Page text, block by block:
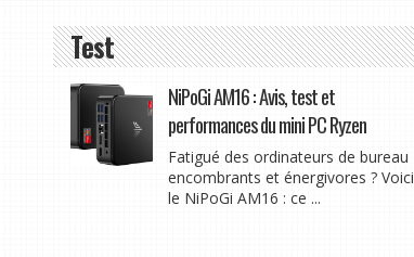
Test
NiPoGi AM16 : Avis, test et
performances du mini PC Ryzen
Fatigué des ordinateurs de bureau
encombrants et énergivores ? Voici
le NiPoGi AM16 : ce ...